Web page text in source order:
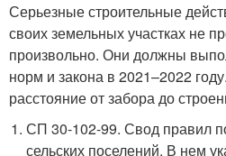
Серьезные строительные
своих земельных участках не
произвольно. Они должны
норм и закона в 2021–2022
расстояние от забора до
СП 30-102-99. Свод правил
сельских поселений. В нем